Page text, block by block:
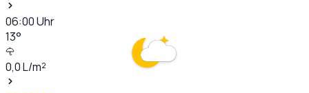
06:00Uhr
13°
0,0L/m²